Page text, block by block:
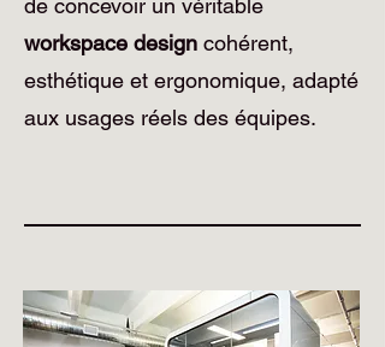
de concevoir un véritable
workspace design cohérent,
esthétique et ergonomique, adapté
aux usages réels des équipes.